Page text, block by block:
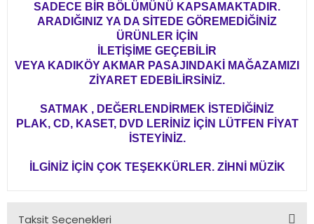
SADECE BİR BÖLÜMÜNÜ KAPSAMAKTADIR.
ARADIĞINIZ YA DA SİTEDE GÖREMEDİĞİNİZ
ÜRÜNLER İÇİN
İLETİŞİME GEÇEBİLİR
VEYA KADIKÖY AKMAR PASAJINDAKİ MAĞAZAMIZI
ZİYARET EDEBİLİRSİNİZ.
SATMAK , DEĞERLENDİRMEK İSTEDİĞİNİZ
PLAK, CD, KASET, DVD LERİNİZ İÇİN LÜTFEN FİYAT
İSTEYİNİZ.
İLGİNİZ İÇİN ÇOK TEŞEKKÜRLER. ZİHNİ MÜZİK
Taksit Seçenekleri